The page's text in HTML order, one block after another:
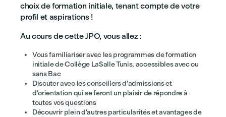
choix de formation initiale, tenant compte de votre
profil et aspirations !
Au cours de cette JPO, vous allez :
Vous familiariser avec les programmes de formation
initiale de Collège LaSalle Tunis, accessibles avec ou
sans Bac
Discuter avec les conseillers d'admissions et
d'orientation qui se feront un plaisir de répondre à
toutes vos questions
Découvrir plein d'autres particularités et avantages de